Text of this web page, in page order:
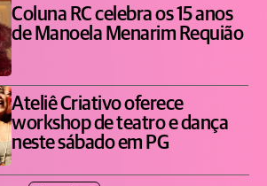
Coluna RC celebra os 15 anos
de Manoela Menarim Requião
Ateliê Criativo oferece
workshop de teatro e dança
neste sábado em PG